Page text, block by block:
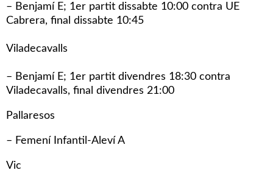
– Benjamí E; 1er partit dissabte 10:00 contra UE
Cabrera, final dissabte 10:45
Viladecavalls
– Benjamí E; 1er partit divendres 18:30 contra
Viladecavalls, final divendres 21:00
Pallaresos
– Femení Infantil-Aleví A
Vic